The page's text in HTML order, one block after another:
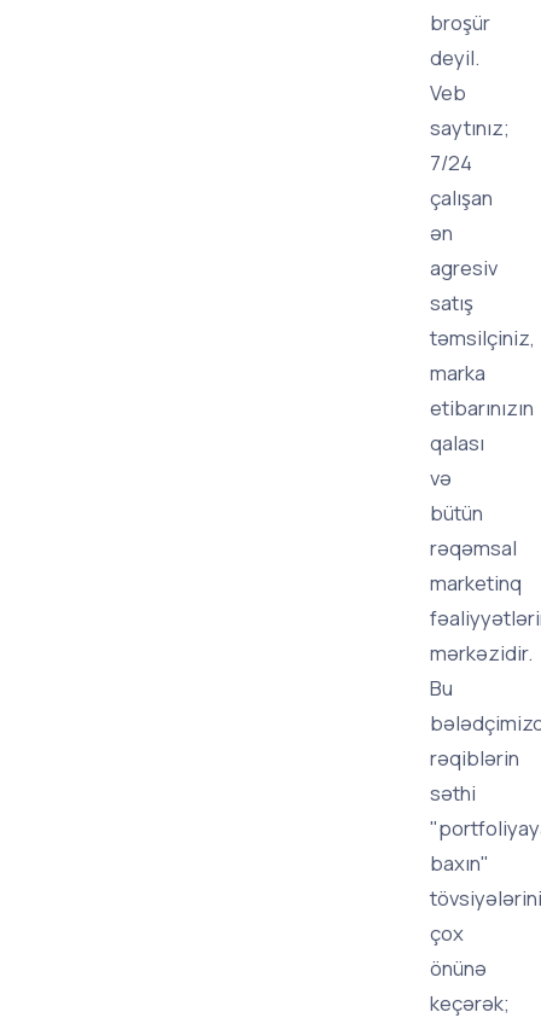
broşür
deyil.
Veb
saytınız;
7/24
çalışan
ən
agresiv
satış
təmsilçiniz,
marka
etibarınızın
qalası
və
bütün
rəqəmsal
marketinq
mərkəzidir.
Bu
rəqiblərin
səthi
baxın"
çox
önünə
keçərək;